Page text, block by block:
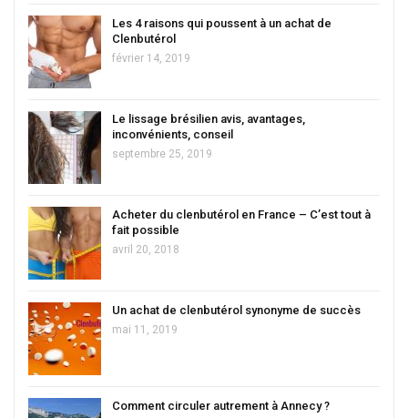
Les 4 raisons qui poussent à un achat de
Clenbutérol
février 14, 2019
Le lissage brésilien avis, avantages,
inconvénients, conseil
septembre 25, 2019
Acheter du clenbutérol en France – C’est tout à
fait possible
avril 20, 2018
Un achat de clenbutérol synonyme de succès
mai 11, 2019
Comment circuler autrement à Annecy ?